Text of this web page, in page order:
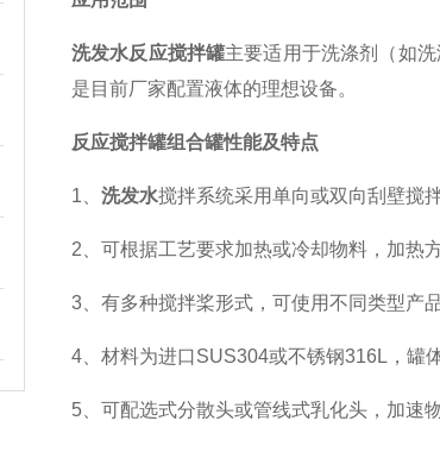
洗发水反应搅拌罐主要适用于洗涤剂（如
是目前厂家配置液体的理想设备。
反应搅拌罐组合罐性能及特点
1、 洗发水搅拌系统采用单向或双向刮壁搅
2、可根据工艺要求加热或冷却物料，加热
3、有多种搅拌桨形式，可使用不同类型产品
4、材料为进口SUS304或不锈钢316L，罐
5、可配选式分散头或管线式乳化头，加速